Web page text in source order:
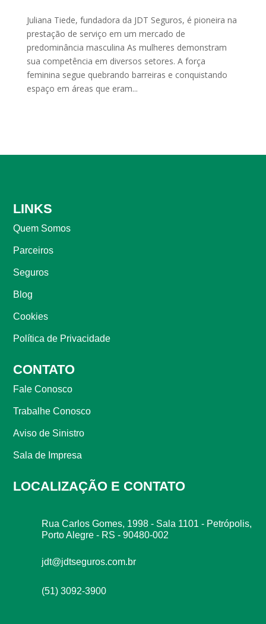
Juliana Tiede, fundadora da JDT Seguros, é pioneira na
prestação de serviço em um mercado de
predominância masculina As mulheres demonstram
sua competência em diversos setores. A força
feminina segue quebrando barreiras e conquistando
espaço em áreas que eram...
LINKS
Quem Somos
Parceiros
Seguros
Blog
Cookies
Política de Privacidade
CONTATO
Fale Conosco
Trabalhe Conosco
Aviso de Sinistro
Sala de Impresa
LOCALIZAÇÃO E CONTATO
Rua Carlos Gomes, 1998 - Sala 1101 - Petrópolis,
Porto Alegre - RS - 90480-002
jdt@jdtseguros.com.br
(51) 3092-3900